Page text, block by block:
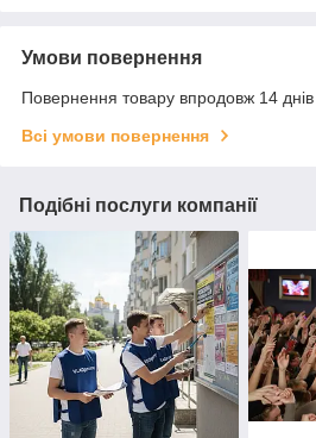
Умови повернення
Повернення товару впродовж 14
Всі умови повернення
Подібні послуги компанії